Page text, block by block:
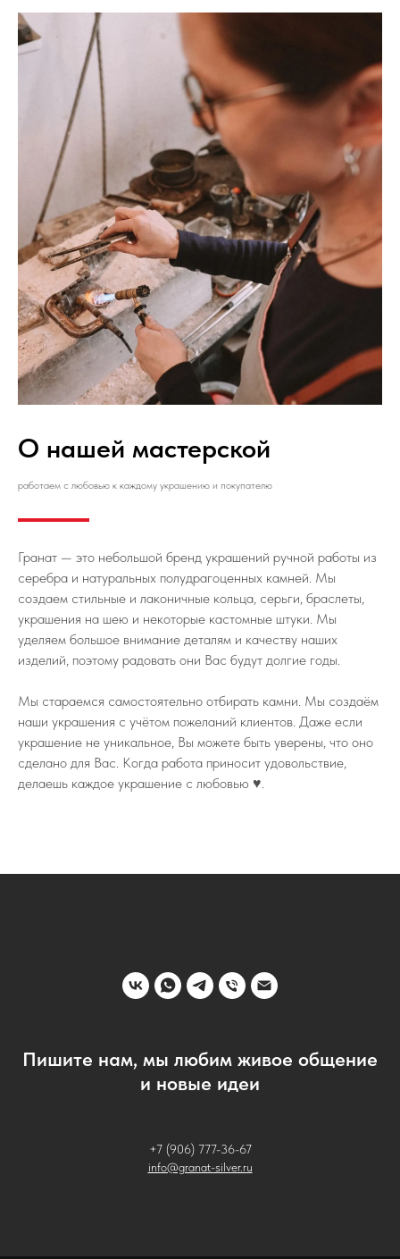
О нашей мастерской
работаем с любовью к каждому украшению и покупателю
Гранат — это небольшой бренд украшений ручной работы из
серебра и натуральных полудрагоценных камней. Мы
создаем стильные и лаконичные кольца, серьги, браслеты,
украшения на шею и некоторые кастомные штуки. Мы
уделяем большое внимание деталям и качеству наших
изделий, поэтому радовать они Вас будут долгие годы.
Мы стараемся самостоятельно отбирать камни. Мы создаём
наши украшения с учётом пожеланий клиентов. Даже если
украшение не уникальное, Вы можете быть уверены, что оно
сделано для Вас. Когда работа приносит удовольствие,
делаешь каждое украшение с любовью ♥️.
Пишите нам, мы любим живое общение
и новые идеи
+7 (906) 777-36-67
info@granat-silver.ru